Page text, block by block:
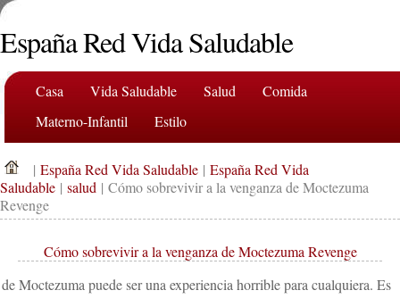
España Red Vida Saludable
Casa Vida Saludable Salud
Comida
Materno-Infantil
Estilo
| España Red Vida Saludable | España Red Vida
Saludable | salud | Cómo sobrevivir a la venganza de Moctezuma
Revenge
Cómo sobrevivir a la venganza de Moctezuma Revenge
de Moctezuma puede ser una experiencia horrible para cualquiera. Es